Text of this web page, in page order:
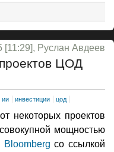
[11:29], Руслан Авдеев
ЦОД
ии инвестиции цод
некоторых проектов
мощностью
Bloomberg со ссылкой